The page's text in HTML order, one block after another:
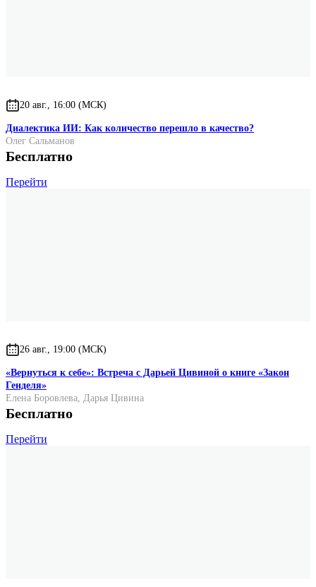
20 авг., 16:00 (МСК)
Диалектика ИИ: Как количество перешло в качество?
Олег Сальманов
Бесплатно
Перейти
26 авг., 19:00 (МСК)
«Вернуться к себе»: Встреча с Дарьей Цивиной о книге «Закон
Генделя»
Елена Боровлева, Дарья Цивина
Бесплатно
Перейти